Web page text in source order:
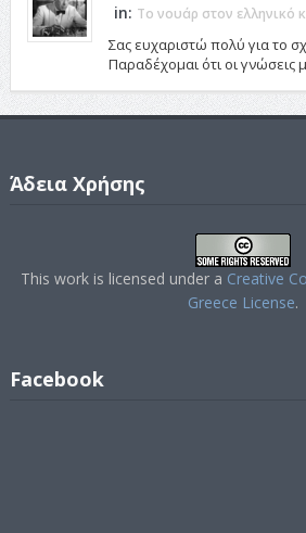
in: Το νουάρ στον ελληνικό
Σας ευχαριστώ πολύ για το
Παραδέχομαι ότι οι γνώσεις
Άδεια Χρήσης
This work is licensed under a Creative
Greece License.
Facebook